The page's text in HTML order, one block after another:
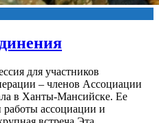
для участников
– членов Ассоциации
в Ханты-Мансийске. Ее
работы ассоциации и